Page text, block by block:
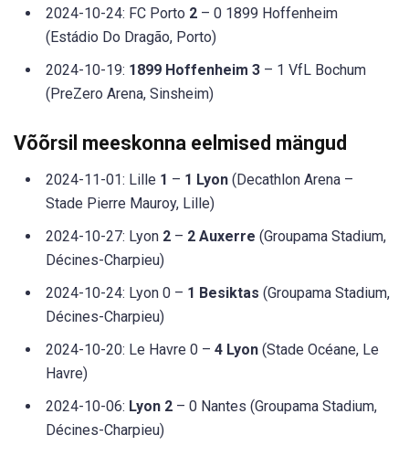
2024-10-24: FC Porto 2 – 0 1899 Hoffenheim
(Estádio Do Dragão, Porto)
2024-10-19: 1899 Hoffenheim 3 – 1 VfL Bochum
(PreZero Arena, Sinsheim)
Võõrsil meeskonna eelmised mängud
2024-11-01: Lille 1 – 1 Lyon (Decathlon Arena –
Stade Pierre Mauroy, Lille)
2024-10-27: Lyon 2 – 2 Auxerre (Groupama Stadium,
Décines-Charpieu)
2024-10-24: Lyon 0 – 1 Besiktas (Groupama Stadium,
Décines-Charpieu)
2024-10-20: Le Havre 0 – 4 Lyon (Stade Océane, Le
Havre)
2024-10-06: Lyon 2 – 0 Nantes (Groupama Stadium,
Décines-Charpieu)